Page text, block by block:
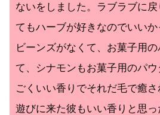
ないをしました。ラブラブに戻
てもハーブが好きなのでいい
ビーンズがなくて、お菓子用
て、シナモンもお菓子用のパ
ごくいい香りでそれだ毛で癒さ
遊びに来た彼もいい香りと思